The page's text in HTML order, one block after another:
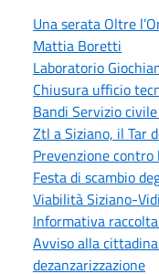
Una serata Oltre
Mattia Boretti
Laboratorio
Chiusura ufficio
Bandi Servizio
Ztl a Siziano, il Tar
Prevenzione
Festa di scambio
Viabilità Siziano-
Informativa
Avviso alla
dezanzarizzazione